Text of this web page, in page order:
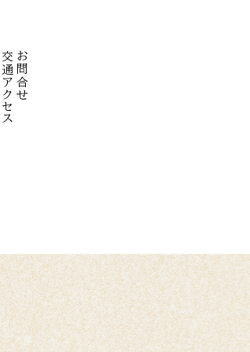
交通アクセスお問合せ